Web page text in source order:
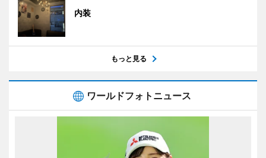
内装
もっと見る
ワールドフォトニュース